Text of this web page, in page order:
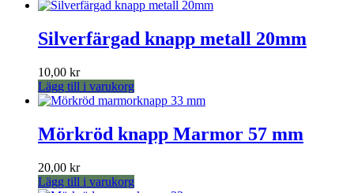
Silverfärgad knapp metall 20mm
10,00 kr
Lägg till i varukorg
Mörkröd knapp Marmor 57 mm
20,00 kr
Lägg till i varukorg